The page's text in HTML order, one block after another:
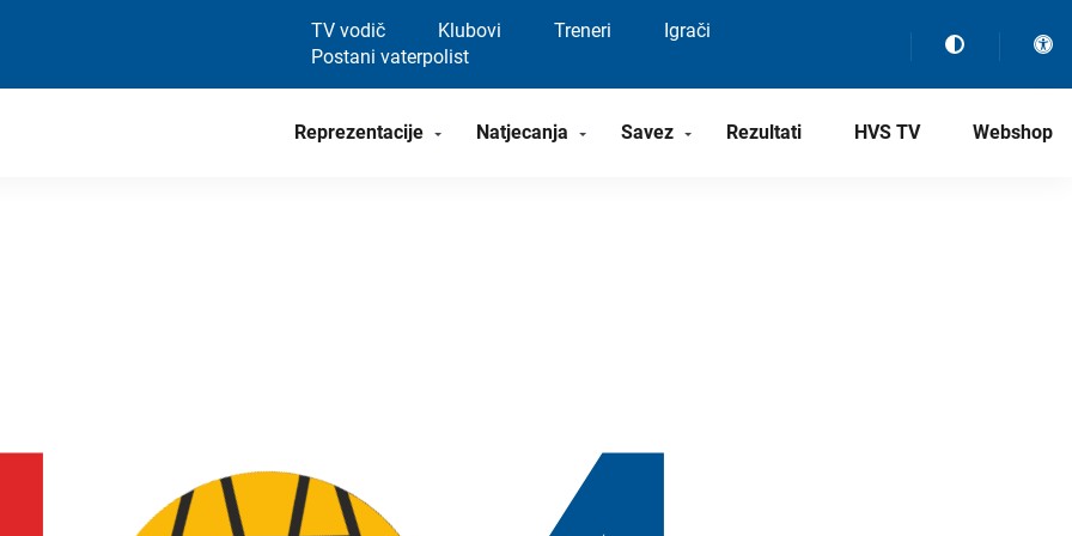
TV vodič Klubovi Treneri
Igrači
Postani vaterpolist
Reprezentacije Natjecanja Savez Rezultati HVS TV Webshop